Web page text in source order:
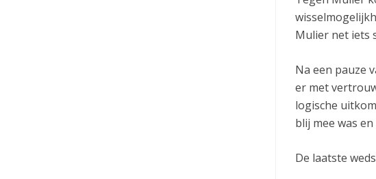
Mulier net iets
Na een pauze
er met
logische
blij mee was
De laatste